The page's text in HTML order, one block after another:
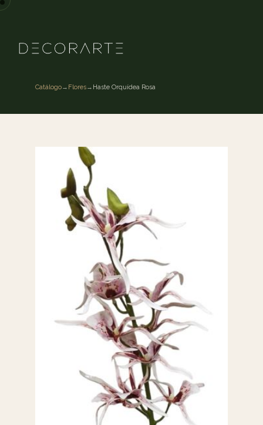
Catálogo→ Flores→ Haste Orquídea Rosa